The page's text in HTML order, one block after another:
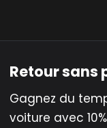
Retour sans
Gagnez du
voiture avec